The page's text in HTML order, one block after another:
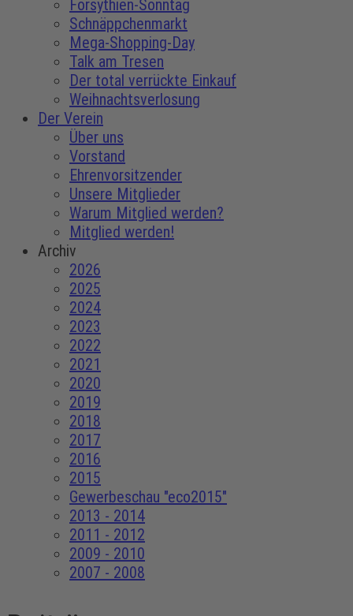
Forsythien-Sonntag
Schnäppchenmarkt
Mega-Shopping-Day
Talk am Tresen
Der total verrückte Einkauf
Weihnachtsverlosung
Der Verein
Über uns
Vorstand
Ehrenvorsitzender
Unsere Mitglieder
Warum Mitglied werden?
Mitglied werden!
Archiv
2026
2025
2024
2023
2022
2021
2020
2019
2018
2017
2016
2015
Gewerbeschau "eco2015"
2013 - 2014
2011 - 2012
2009 - 2010
2007 - 2008